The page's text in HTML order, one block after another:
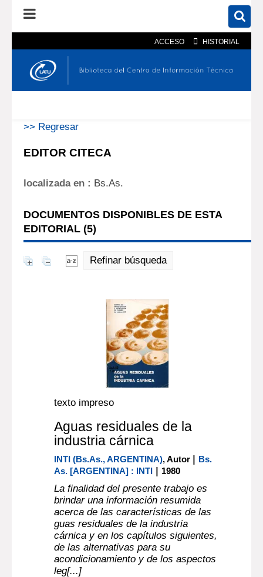
ACCESO HISTORIAL
En el catálogo En el sitio
>> Regresar
EDITOR CITECA
localizada en : Bs.As.
DOCUMENTOS DISPONIBLES DE ESTA
EDITORIAL (5)
Refinar búsqueda
texto impreso
Aguas residuales de la
industria cárnica
INTI (Bs.As., ARGENTINA), Autor | Bs.
As. [ARGENTINA] : INTI | 1980
La finalidad del presente trabajo es
brindar una información resumida
acerca de las características de las
guas residuales de la industria
cárnica y en los capítulos siguientes,
de las alternativas para su
acondicionamiento y de los aspectos
leg[...]